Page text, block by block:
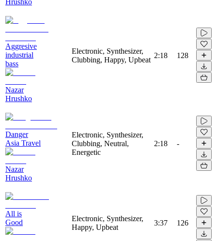
Aggresive
industrial
bass
Nazar
Hrushko
Electronic, Synthesizer,
Clubbing, Happy, Upbeat
2:18 128
Danger
Asia Travel
Nazar
Hrushko
Electronic, Synthesizer,
Clubbing, Neutral,
Energetic
2:18 -
All is
Good
Electronic, Synthesizer,
Happy, Upbeat
3:37 126